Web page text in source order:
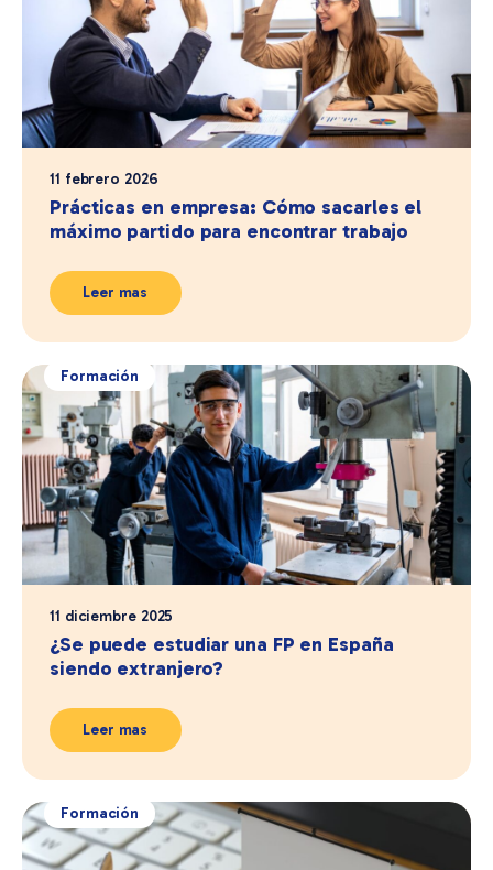
11 febrero 2026
Prácticas en empresa: Cómo sacarles el
máximo partido para encontrar trabajo
Leer mas
Formación
11 diciembre 2025
¿Se puede estudiar una FP en España
siendo extranjero?
Leer mas
Formación